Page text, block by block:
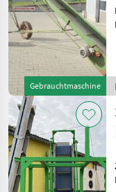
Gebrauchtmaschine